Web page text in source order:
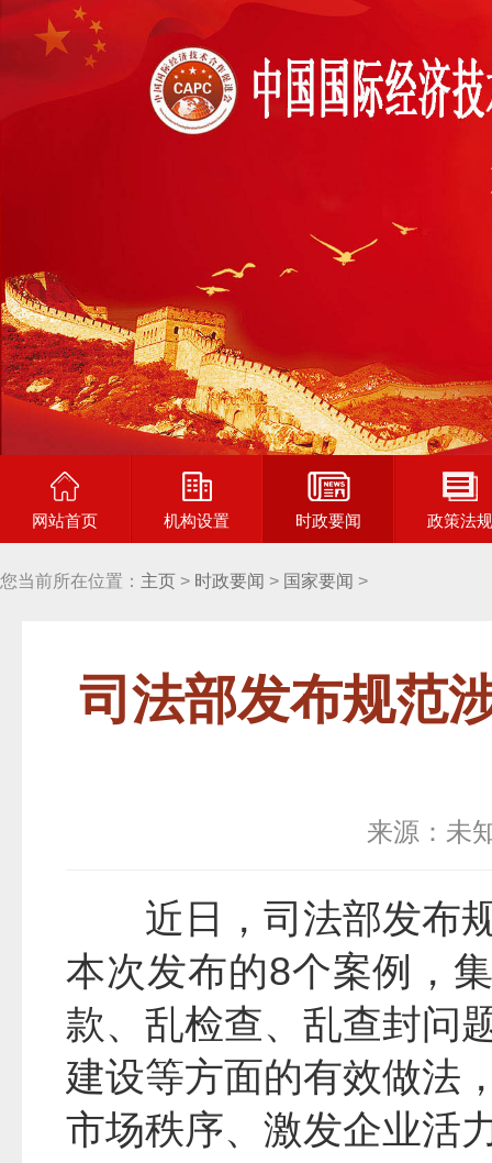
网站首页 机构设置 时政要闻 政策法规
您当前所在位置： 主页 > 时政要闻 > 国家要闻 >
司法部发布规范
来源：未
近日，司法部发布
本次发布的8个案例，
款、乱检查、乱查封问
建设等方面的有效做法
市场秩序、激发企业活